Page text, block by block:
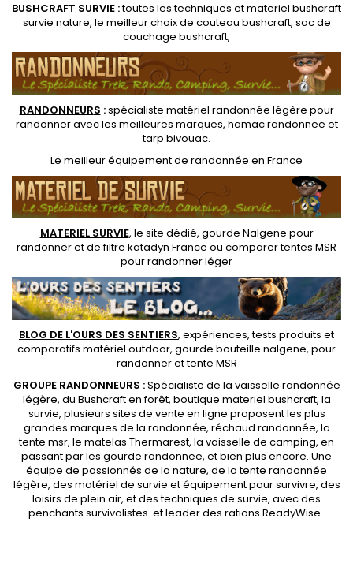
BUSHCRAFT SURVIE :toutes les techniques etmateriel bushcraft
survie nature, le meilleur choix de couteau bushcraft, sac de
couchage bushcraft,
RANDONNEURS :spécialiste matériel randonnée légère pour
randonner avec les meilleures marques, hamac randonnee et
tarp bivouac.
Le meilleur équipement de randonnée en France
MATERIEL SURVIE, le site dédié, gourde Nalgene pour
randonneret defiltre katadyn France ou comparer tentes MSR
pour randonner léger
BLOG DE L'OURS DES SENTIERS, expériences, tests produits et
comparatifs matériel outdoor, gourde bouteille nalgene, pour
randonner ettente MSR
GROUPE RANDONNEURS :Spécialiste de la vaisselle randonnée
légère, du Bushcraft en forêt, boutique materiel bushcraft, la
survie, plusieurs sites de vente en ligne proposent les plus
grandes marques de la randonnée, réchaud randonnée, la
tente msr, le matelas Thermarest, la vaisselle de camping, en
passant par les gourde randonnee, et bien plus encore. Une
équipe de passionnés de la nature, de latente randonnée
légère, des matériel de survie et équipement pour survivre, des
loisirs de plein air, et des techniques de survie, avec des
penchants survivalistes. et leader des rations ReadyWise..